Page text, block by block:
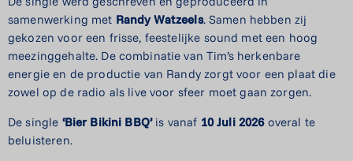
samenwerking met Randy Watzeels. Samen hebben zij
gekozen voor een frisse, feestelijke sound met een hoog
meezinggehalte. De combinatie van Tim’s herkenbare
energie en de productie van Randy zorgt voor een plaat die
zowel op de radio als live voor sfeer moet gaan zorgen.
De single ‘Bier Bikini BBQ’ is vanaf 10 Juli 2026 overal te
beluisteren.